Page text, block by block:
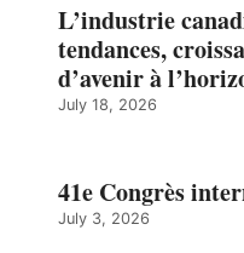
L’industrie
tendances,
d’avenir à
July 18, 2026
41e Congrès
July 3, 2026